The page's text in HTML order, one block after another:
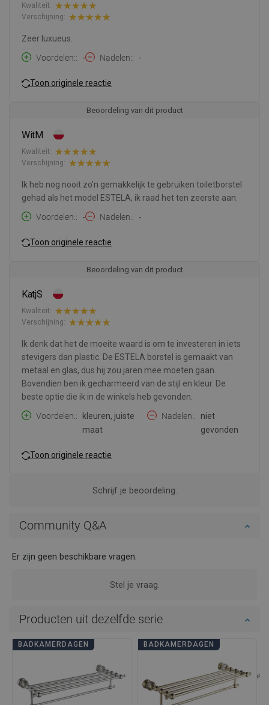
Kwaliteit:
Verschijning:
Zeer luxueus.
Voordelen:
- Nadelen: -
Toon originele reactie
Beoordeling van dit product
WitM
Kwaliteit:
Verschijning:
Ik heb nog nooit zo'n gemakkelijk te gebruiken toiletborstel
gehad als het model ESTELA, ik raad het ten zeerste aan.
Voordelen:
- Nadelen: -
Toon originele reactie
Beoordeling van dit product
KatjS
Kwaliteit:
Verschijning:
Ik denk dat het de moeite waard is om te investeren in iets
stevigers dan plastic. De ESTELA borstel is gemaakt van
metaal en glas, dus hij zou jaren mee moeten gaan.
Bovendien ben ik gecharmeerd van de stijl en kleur. De
beste optie die ik in de winkels heb gevonden.
Voordelen:
kleuren, juiste
maat
Nadelen:
niet
gevonden
Toon originele reactie
Schrijf je beoordeling.
Community Q&A
Er zijn geen beschikbare vragen.
Stel je vraag.
Producten uit dezelfde serie
BADKAMERDAGEN BADKAMERDAGEN